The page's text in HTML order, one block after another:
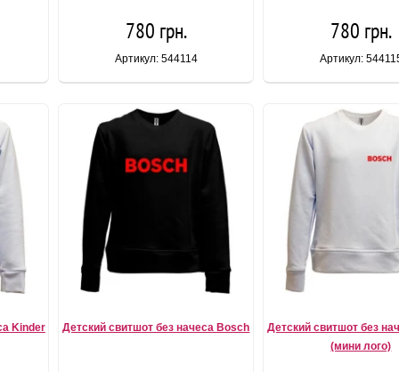
780 грн.
Артикул: 544114
780 грн.
Артикул:
Kinder Детский свитшот без начеса Bosch
Детский свитшот без
(мини лого)